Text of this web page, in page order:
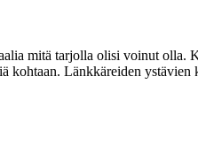
mitä tarjolla olisi voinut olla.
kohtaan. Länkkäreiden ystävien